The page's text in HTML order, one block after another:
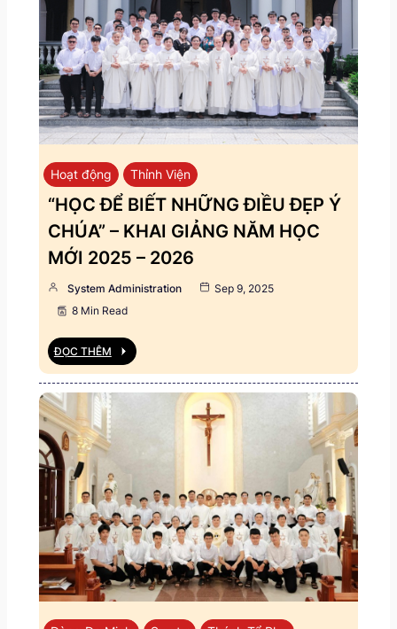
Hoạt động Thỉnh Viện
“HỌC ĐỂ BIẾT NHỮNG ĐIỀU ĐẸP Ý
CHÚA” – KHAI GIẢNG NĂM HỌC
MỚI 2025 – 2026
System Administration
Sep 9, 2025
8 Min Read
ĐỌC THÊM